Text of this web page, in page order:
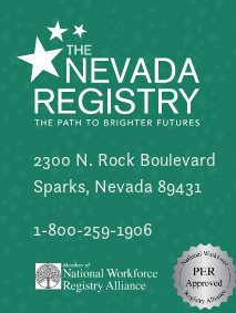
2300 N. Rock Boulevard
Sparks, Nevada 89431
1-800-259-1906